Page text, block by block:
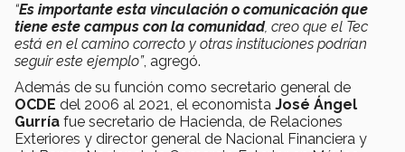
“Es importante esta vinculación o comunicación que
tiene este campus con la comunidad, creo que el Tec
está en el camino correcto y otras instituciones podrían
seguir este ejemplo”, agregó.
Además de su función como secretario general de
OCDE del 2006 al 2021, el economista José Ángel
Gurría fue secretario de Hacienda, de Relaciones
Exteriores y director general de Nacional Financiera y